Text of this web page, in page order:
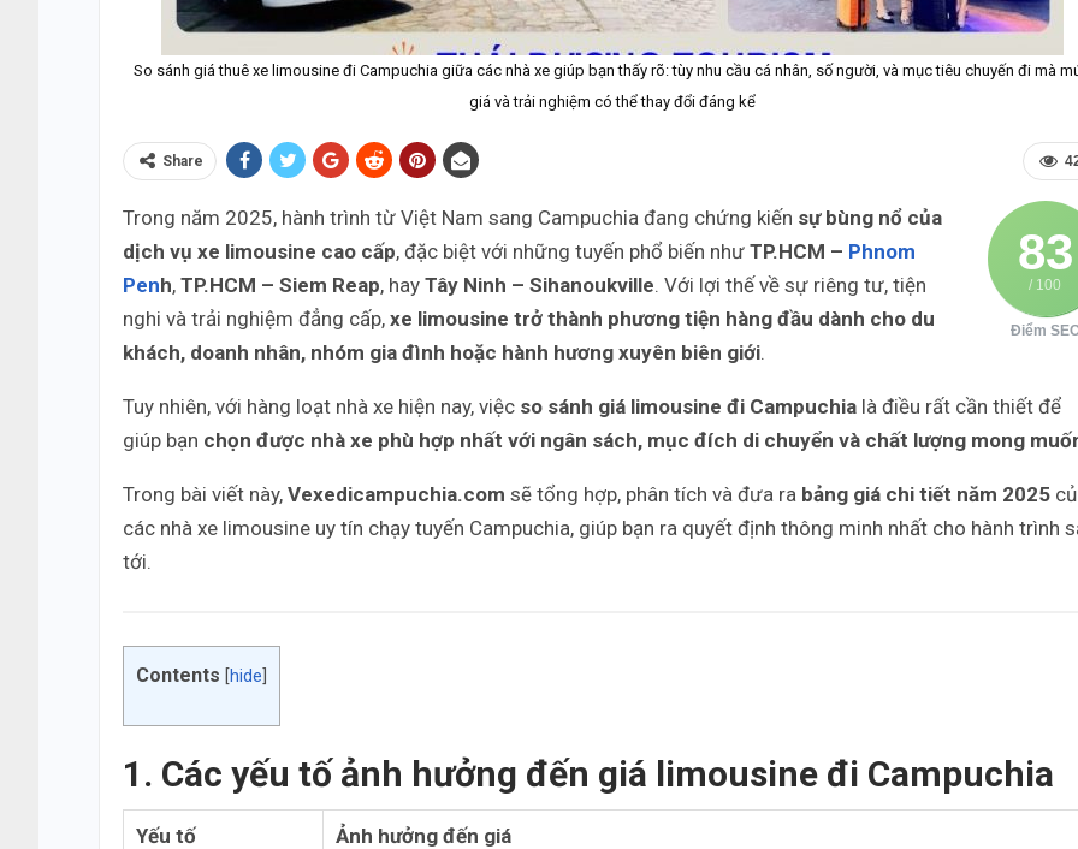
So sánh giá thuê xe limousine đi Campuchia giữa các nhà xe giúp bạn thấy rõ: tùy nhu cầu cá nhân, số người, và mục tiêu chuyến đi mà
giá và trải nghiệm có thể thay đổi đáng kể
Share
83
/ 100
Điểm
Trong năm 2025, hành trình từ Việt Nam sang Campuchia đang chứng kiến sự bùng nổ của
dịch vụ xe limousine cao cấp, đặc biệt với những tuyến phổ biến như TP.HCM – Phnom
Penh, TP.HCM – Siem Reap, hay Tây Ninh – Sihanoukville. Với lợi thế về sự riêng tư, tiện
nghi và trải nghiệm đẳng cấp, xe limousine trở thành phương tiện hàng đầu dành cho du
khách, doanh nhân, nhóm gia đình hoặc hành hương xuyên biên giới.
Tuy nhiên, với hàng loạt nhà xe hiện nay, việc so sánh giá limousine đi Campuchia là điều rất cần thiết để
giúp bạn chọn được nhà xe phù hợp nhất với ngân sách, mục đích di chuyển và chất lượng mong
Trong bài viết này, Vexedicampuchia.com sẽ tổng hợp, phân tích và đưa ra bảng giá chi tiết năm 2025
các nhà xe limousine uy tín chạy tuyến Campuchia, giúp bạn ra quyết định thông minh nhất cho hành trình
tới.
Contents hide
1. Các yếu tố ảnh hưởng đến giá limousine đi Campuchia
Yếu tố Ảnh hưởng đến giá